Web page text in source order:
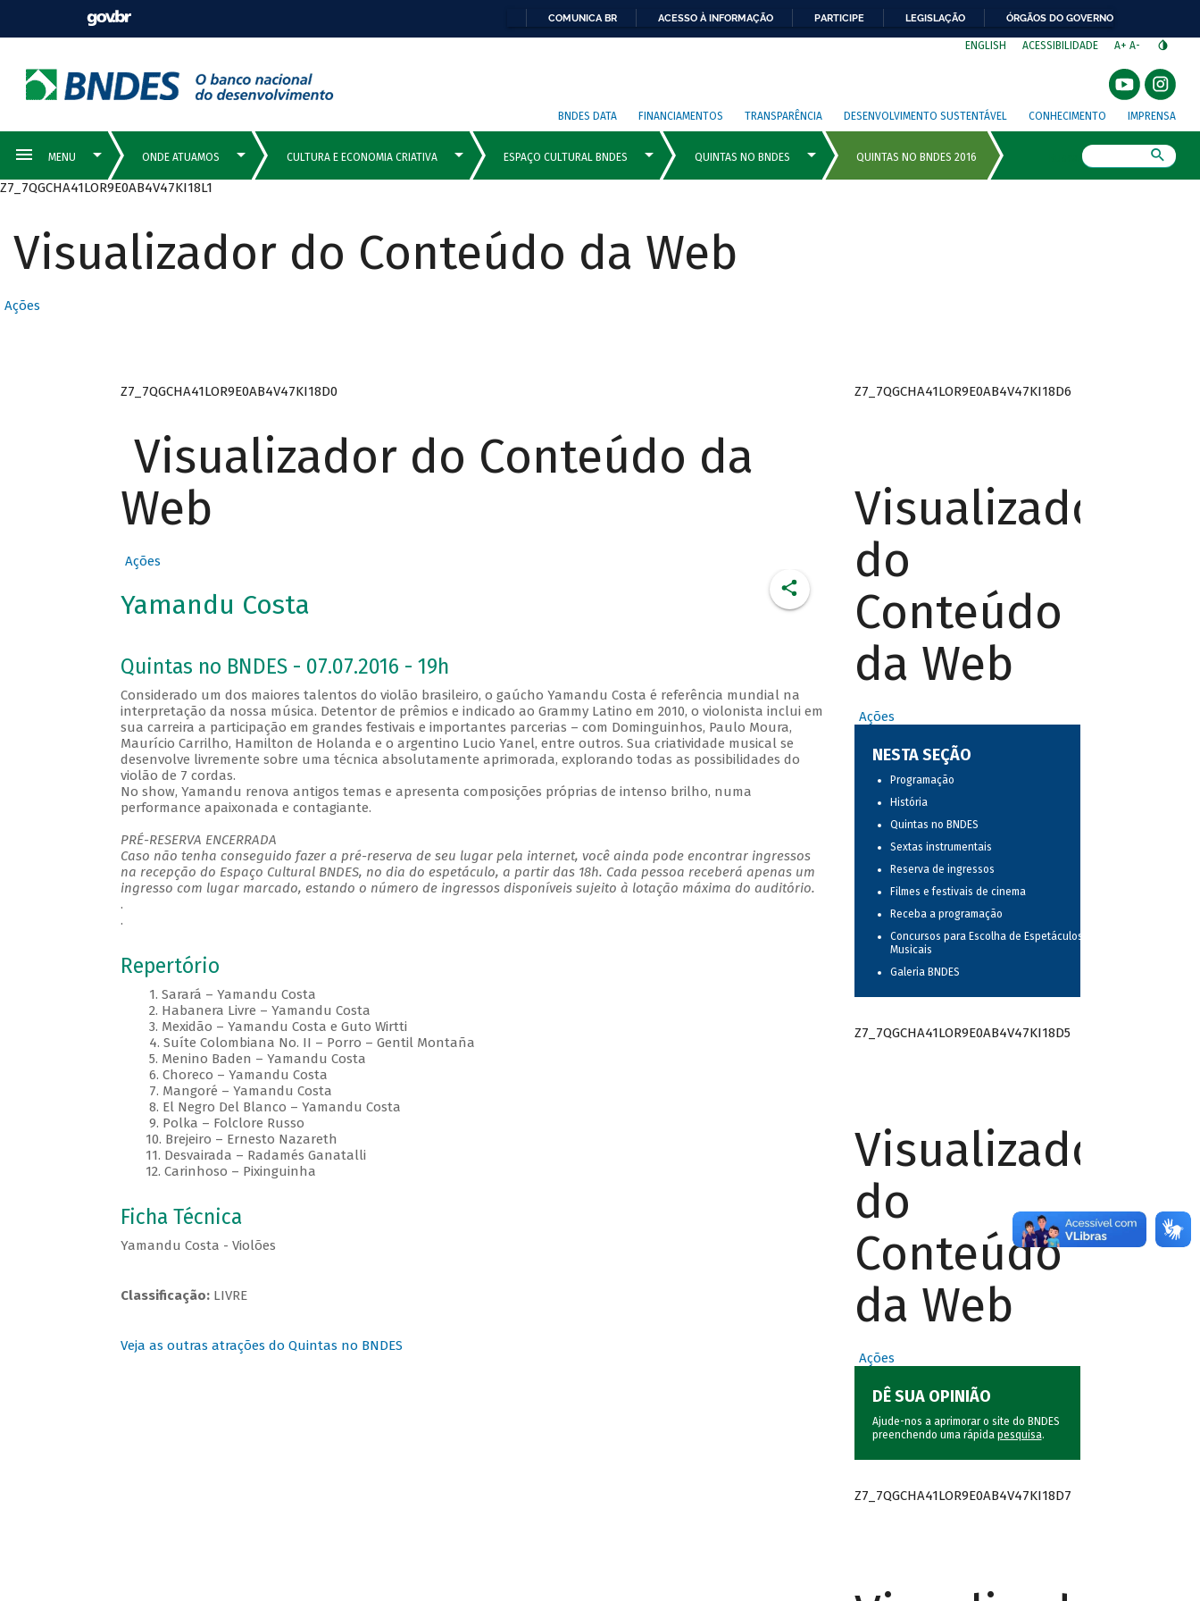
COMUNICA BR ACESSO À INFORMAÇÃO PARTICIPE LEGISLAÇÃO ÓRGÃOS DO GOVERNO
ENGLISH ACESSIBILIDADE A+ A-
BNDES DATA FINANCIAMENTOS TRANSPARÊNCIA DESENVOLVIMENTO SUSTENTÁVEL CONHECIMENTO IMPRENSA
Z7_7QGCHA41LOR9E0AB4V47KI18L1
Visualizador do Conteúdo da Web
Ações
Z7_7QGCHA41LOR9E0AB4V47KI18D0
Visualizador do Conteúdo da
Web
Ações
Yamandu Costa
Quintas no BNDES - 07.07.2016 - 19h
Considerado um dos maiores talentos do violão brasileiro, o gaúcho Yamandu Costa é referência mundial na
interpretação da nossa música. Detentor de prêmios e indicado ao Grammy Latino em 2010, o violonista inclui em
sua carreira a participação em grandes festivais e importantes parcerias – com Dominguinhos, Paulo Moura,
Maurício Carrilho, Hamilton de Holanda e o argentino Lucio Yanel, entre outros. Sua criatividade musical se
desenvolve livremente sobre uma técnica absolutamente aprimorada, explorando todas as possibilidades do
violão de 7 cordas.
No show, Yamandu renova antigos temas e apresenta composições próprias de intenso brilho, numa
performance apaixonada e contagiante.
PRÉ-RESERVA ENCERRADA
Caso não tenha conseguido fazer a pré-reserva de seu lugar pela internet, você ainda pode encontrar ingressos
na recepção do Espaço Cultural BNDES, no dia do espetáculo, a partir das 18h. Cada pessoa receberá apenas um
ingresso com lugar marcado, estando o número de ingressos disponíveis sujeito à lotação máxima do auditório.
.
.
Repertório
1. Sarará – Yamandu Costa
2. Habanera Livre – Yamandu Costa
3. Mexidão – Yamandu Costa e Guto Wirtti
4. Suíte Colombiana No. II – Porro – Gentil Montaña
5. Menino Baden – Yamandu Costa
6. Choreco – Yamandu Costa
7. Mangoré – Yamandu Costa
8. El Negro Del Blanco – Yamandu Costa
9. Polka – Folclore Russo
10. Brejeiro – Ernesto Nazareth
11. Desvairada – Radamés Ganatalli
12. Carinhoso – Pixinguinha
Ficha Técnica
Yamandu Costa - Violões
Classificação: LIVRE
Veja as outras atrações do Quintas no BNDES
Z7_7QGCHA41LOR9E0AB4V47KI18D6
Visualizador
do
Conteúdo
da Web
Ações
NESTA SEÇÃO
Programação
História
Quintas no BNDES
Sextas instrumentais
Reserva de ingressos
Filmes e festivais de cinema
Receba a programação
Concursos para Escolha de Espetáculos
Musicais
Galeria BNDES
Z7_7QGCHA41LOR9E0AB4V47KI18D5
Visualizador
do
Conteúdo
da Web
Ações
DÊ SUA OPINIÃO
Ajude-nos a aprimorar o site do BNDES
preenchendo uma rápida pesquisa.
Z7_7QGCHA41LOR9E0AB4V47KI18D7